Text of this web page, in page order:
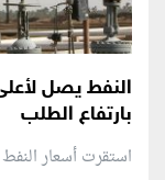
النفط يصل
بارتفاع الطلب
استقرت أسعار